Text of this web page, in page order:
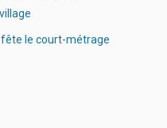
fête le court-métrage